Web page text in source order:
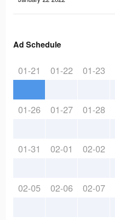
Ad Schedule
01-21 01-22 01-23
01-26 01-27 01-28
01-31 02-01 02-02
02-05 02-06 02-07